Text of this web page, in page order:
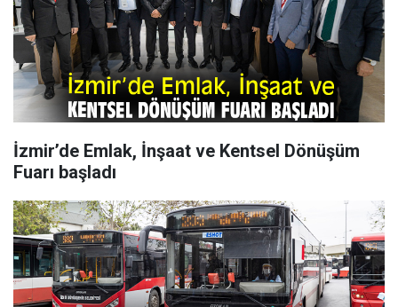
İzmir’de Emlak, İnşaat ve Kentsel Dönüşüm
Fuarı başladı